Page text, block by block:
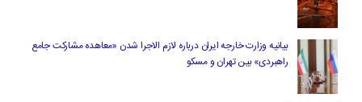
بیانیه وزارت خارجه ایران درباره لازم‌ الاجرا شدن «معاهده مشارکت جامع
راهبردی» بین تهران و مسکو